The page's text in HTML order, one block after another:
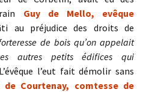
Guy de Mello, evêque
au préjudice des droits de
de bois qu’on appelait
autres petits édifices qui
l’eut fait démolir sans
de Courtenay, comtesse de